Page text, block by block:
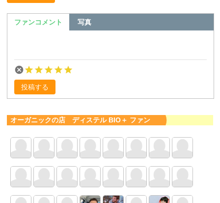
ファンコメント 写真
投稿する
オーガニックの店 ディステル BIO＋ ファン